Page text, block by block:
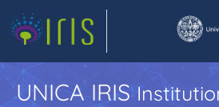
UNICA IRIS